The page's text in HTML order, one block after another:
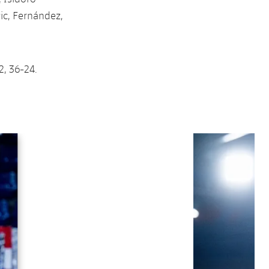
Fernández,
36-24.
Siguiente